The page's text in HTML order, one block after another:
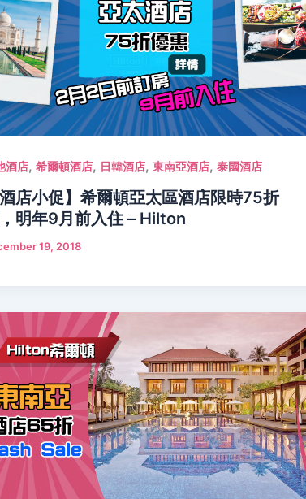
酒店,希爾頓酒店, 日韓酒店,東南亞酒店,泰國酒店
酒店小促】希爾頓亞太區酒店限時75折
明年9月前入住 – Hilton
19, 2018